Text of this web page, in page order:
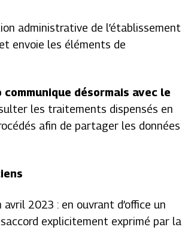
administrative de l’établissement
envoie les éléments de
communique désormais avec le
les traitements dispensés en
afin de partager les données
2023 : en ouvrant d’office un
explicitement exprimé par la